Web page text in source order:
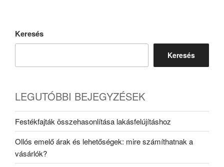
Keresés
Keresés
LEGUTÓBBI BEJEGYZÉSEK
Festékfajták összehasonlítása lakásfelújításhoz
Ollós emelő árak és lehetőségek: mire számíthatnak a
vásárlók?